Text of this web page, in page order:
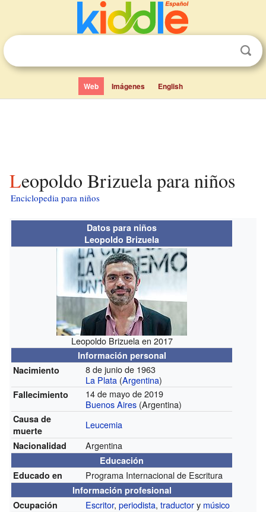
Web Imágenes English
Leopoldo Brizuela para niños
Enciclopedia para niños
Datos para niños
Leopoldo Brizuela
Leopoldo Brizuela en 2017
Información personal
Nacimiento
8 de junio de 1963
La Plata (Argentina)
Fallecimiento
14 de mayo de 2019
Buenos Aires (Argentina)
Causa de
muerte
Leucemia
Nacionalidad Argentina
Educación
Educado en
Programa Internacional de Escritura
Información profesional
Ocupación
Escritor,periodista,traductory músico